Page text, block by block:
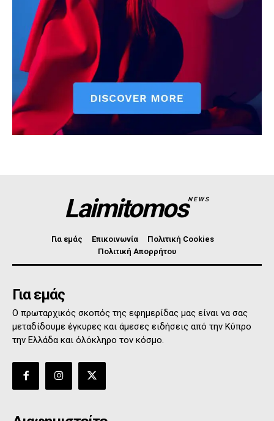
LaimitomosNEWS
Για εμάς Επικοινωνία
Πολιτική Cookies
Πολιτική Απορρήτου
Για εμάς
Ο πρωταρχικός σκοπός της εφημερίδας μας είναι να σας
μεταδίδουμε έγκυρες και άμεσες ειδήσεις από την Κύπρο
την Ελλάδα και όλόκληρο τον κόσμο.